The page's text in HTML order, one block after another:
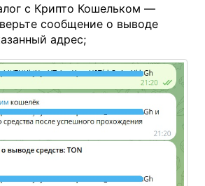
с Крипто Кошельком —
сообщение о выводе
адрес;